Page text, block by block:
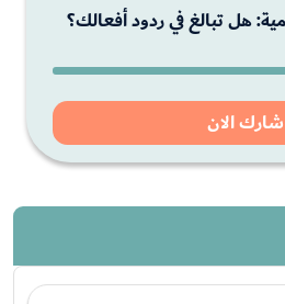
هل تبالغ في ردود أفعالك؟
شارك الان